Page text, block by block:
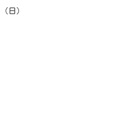
日）